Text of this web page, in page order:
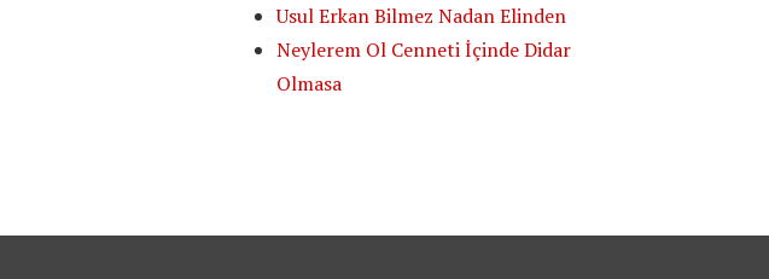
Usul Erkan Bilmez Nadan Elinden
Neylerem Ol Cenneti İçinde Didar
Olmasa